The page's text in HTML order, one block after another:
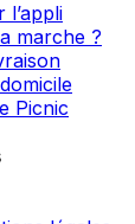
l’appli
marche ?
Picnic